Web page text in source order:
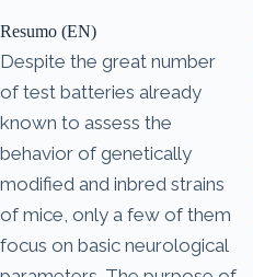
Resumo (EN)
Despite the great number
of test batteries already
known to assess the
behavior of genetically
modified and inbred strains
of mice, only a few of them
focus on basic neurological